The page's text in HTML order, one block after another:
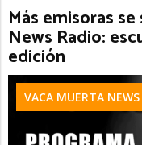
Más emisoras
News Radio:
edición
VACA MUERTA NEWS